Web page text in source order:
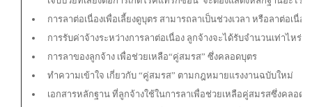
การลาต่อเนื่องเพื่อเลี้ยงดูบุตร สามารถลาเป็นช่วงเวลา หรือลาต่อเนื่อง
การรับค่าจ้างระหว่างการลาต่อเนื่อง ลูกจ้างจะได้รับจำนวนเท่าไหร่
การลาของลูกจ้าง เพื่อช่วยเหลือ“คู่สมรส” ซึ่งคลอดบุตร
ทำความเข้าใจ เกี่ยวกับ “คู่สมรส” ตามกฎหมายแรงงานฉบับใหม่
เอกสารหลักฐาน ที่ลูกจ้างใช้ในการลาเพื่อช่วยเหลือคู่สมรสซึ่งคลอดบุ